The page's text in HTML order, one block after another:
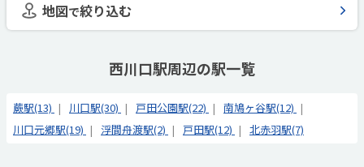
地図で絞り込む
西川口駅周辺の駅一覧
蕨駅(13) 川口駅(30) 戸田公園駅(22)
南鳩ヶ谷駅(12)
川口元郷駅(19)
浮間舟渡駅(2) 戸田駅(12) 北赤羽駅(7)